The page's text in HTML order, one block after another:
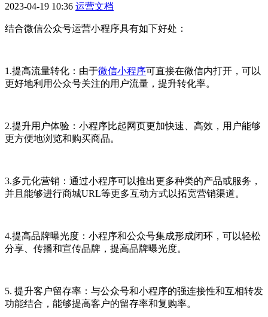
2023-04-19 10:36 运营文档
结合微信公众号运营小程序具有如下好处：
1.提高流量转化：由于微信小程序可直接在微信内打开，可以
更好地利用公众号关注的用户流量，提升转化率。
2.提升用户体验：小程序比起网页更加快速、高效，用户能够
更方便地浏览和购买商品。
3.多元化营销：通过小程序可以推出更多种类的产品或服务，
并且能够进行商城URL等更多互动方式以拓宽营销渠道。
4.提高品牌曝光度：小程序和公众号集成形成闭环，可以轻松
分享、传播和宣传品牌，提高品牌曝光度。
5. 提升客户留存率：与公众号和小程序的强连接性和互相转发
功能结合，能够提高客户的留存率和复购率。